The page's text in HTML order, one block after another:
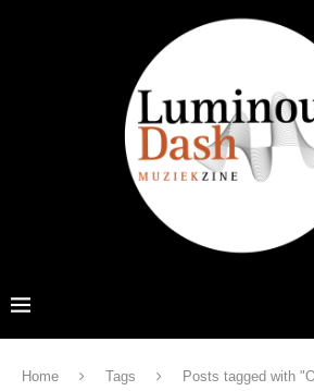
Home Tags Posts tagged with